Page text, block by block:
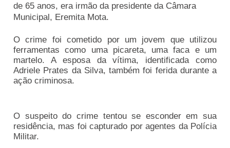
de 65 anos, era irmão da presidente da Câmara
Municipal, Eremita Mota.
O crime foi cometido por um jovem que utilizou
ferramentas como uma picareta, uma faca e um
martelo. A esposa da vítima, identificada como
Adriele Prates da Silva, também foi ferida durante a
ação criminosa.
O suspeito do crime tentou se esconder em sua
residência, mas foi capturado por agentes da Polícia
Militar.